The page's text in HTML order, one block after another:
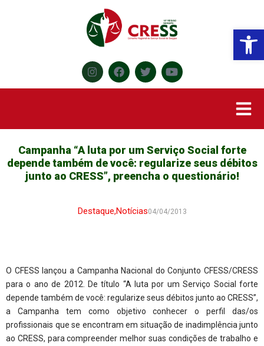
Campanha “A luta por um Serviço Social forte
depende também de você: regularize seus débitos
junto ao CRESS”, preencha o questionário!
Destaque,Notícias04/04/2013
O CFESS lançou a Campanha Nacional do Conjunto CFESS/CRESS
para o ano de 2012. De título “A luta por um Serviço Social forte
depende também de você: regularize seus débitos junto ao CRESS”,
a Campanha tem como objetivo conhecer o perfil das/os
profissionais que se encontram em situação de inadimplência junto
ao CRESS, para compreender melhor suas condições de trabalho e